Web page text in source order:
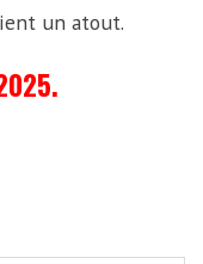
un atout.